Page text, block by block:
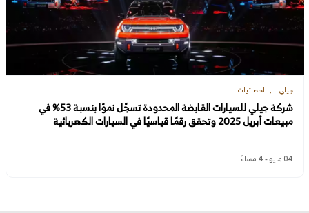
جيلي احصائيات
شركة جيلي للسيارات القابضة المحدودة تسجّل نموًا بنسبة 53% في
مبيعات أبريل 2025 وتحقق رقمًا قياسيًا في السيارات الكهربائية
04 مايو - 4 مساءً